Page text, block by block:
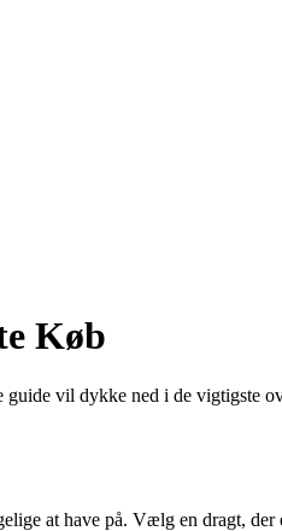
Køb
vil dykke ned i de vigtigste
at have på. Vælg en dragt,